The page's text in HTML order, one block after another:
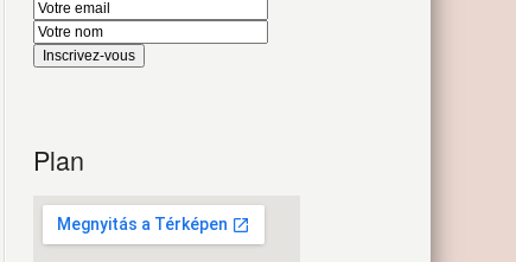
Plan